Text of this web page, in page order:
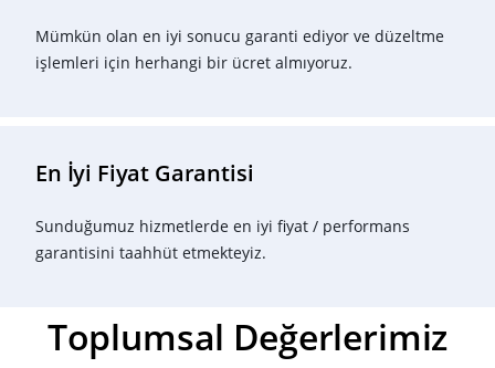
Mümkün olan en iyi sonucu garanti ediyor ve düzeltme
işlemleri için herhangi bir ücret almıyoruz.
En İyi Fiyat Garantisi
Sunduğumuz hizmetlerde en iyi fiyat / performans
garantisini taahhüt etmekteyiz.
Toplumsal Değerlerimiz